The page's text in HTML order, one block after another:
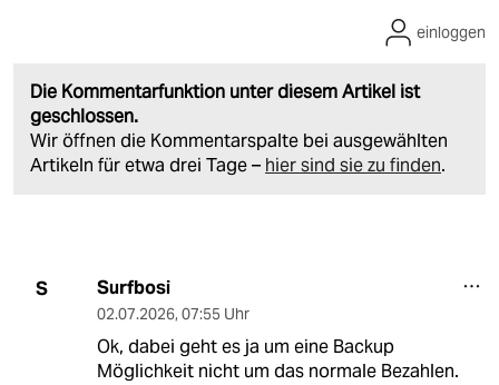
Die Kommentarfunktion unter diesem Artikel ist
geschlossen.
Wir öffnen die Kommentarspalte bei ausgewählten
Artikeln für etwa drei Tage – hier sind sie zu finden.
einloggen
S Surfbosi
02.07.2026, 07:55 Uhr
Ok, dabei geht es ja um eine Backup
Möglichkeit nicht um das normale Bezahlen.